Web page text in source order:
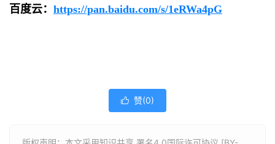
百度云： https://pan.baidu.com/s/1eRWa4pG
 赞(0)